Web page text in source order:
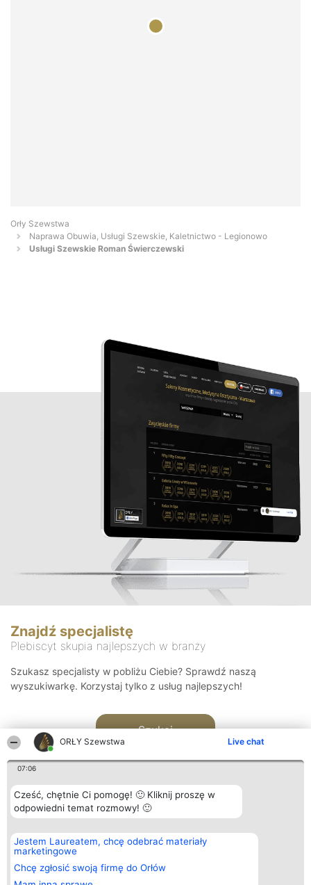
ORŁY Szewstwa Live chat
07:06
Cześć, chętnie Ci pomogę! 🙂 Kliknij proszę w
odpowiedni temat rozmowy! 🙂
Jestem Laureatem, chcę odebrać materiały
marketingowe
Chcę zgłosić swoją firmę do Orłów
Orły Szewstwa
Naprawa Obuwia, Usługi Szewskie, Kaletnictwo - Legionowo
Usługi Szewskie Roman Świerczewski
Znajdź specjalistę
Plebiscyt skupia najlepszych w branży
Szukasz specjalisty w pobliżu Ciebie? Sprawdź naszą
wyszukiwarkę. Korzystaj tylko z usług najlepszych!
Szukaj
Organizator plebiscytu
Bright Side Solutions sp. z o.
o. sp. k.
ul. Ruska 22
Wrocław 50-079
Plebiscyt
Laureaci
wszystkich
Laureatów
Kontakt
Kontakt